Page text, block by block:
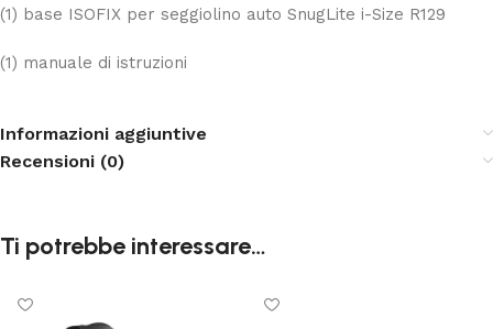
(1) base ISOFIX per seggiolino auto SnugLite i-Size R129
(1) manuale di istruzioni
Informazioni aggiuntive
Recensioni (0)
Ti potrebbe interessare…